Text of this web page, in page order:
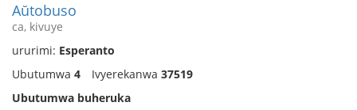
Aŭtobuso
ca, kivuye
ururimi: Esperanto
Ubutumwa 4 Ivyerekanwa 37519
Ubutumwa buheruka